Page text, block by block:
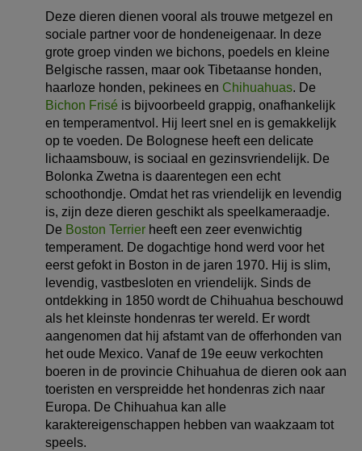
Deze dieren dienen vooral als trouwe metgezel en
sociale partner voor de hondeneigenaar. In deze
grote groep vinden we bichons, poedels en kleine
Belgische rassen, maar ook Tibetaanse honden,
haarloze honden, pekinees en Chihuahuas. De
Bichon Frisé is bijvoorbeeld grappig, onafhankelijk
en temperamentvol. Hij leert snel en is gemakkelijk
op te voeden. De Bolognese heeft een delicate
lichaamsbouw, is sociaal en gezinsvriendelijk. De
Bolonka Zwetna is daarentegen een echt
schoothondje. Omdat het ras vriendelijk en levendig
is, zijn deze dieren geschikt als speelkameraadje.
De Boston Terrier heeft een zeer evenwichtig
temperament. De dogachtige hond werd voor het
eerst gefokt in Boston in de jaren 1970. Hij is slim,
levendig, vastbesloten en vriendelijk. Sinds de
ontdekking in 1850 wordt de Chihuahua beschouwd
als het kleinste hondenras ter wereld. Er wordt
aangenomen dat hij afstamt van de offerhonden van
het oude Mexico. Vanaf de 19e eeuw verkochten
boeren in de provincie Chihuahua de dieren ook aan
toeristen en verspreidde het hondenras zich naar
Europa. De Chihuahua kan alle
karaktereigenschappen hebben van waakzaam tot
speels.